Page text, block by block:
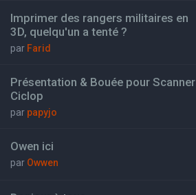
Imprimer des rangers militaires en
3D, quelqu'un a tenté ?
par Farid
Présentation & Bouée pour Scanner
Ciclop
par papyjo
Owen ici
par Owwen